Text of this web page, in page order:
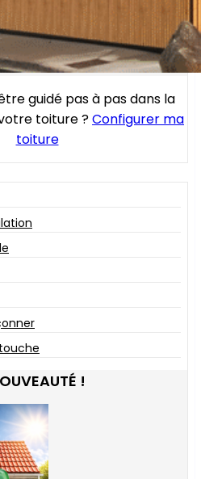
guidé pas à pas dans la
toiture ?Configurer ma
toiture
!